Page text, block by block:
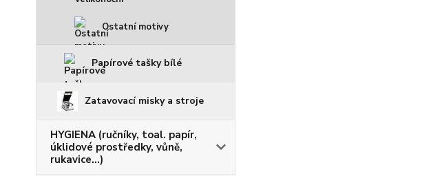
Ostatní motivy
Papírové tašky bílé
Zatavovací misky a stroje
HYGIENA (ručníky, toal. papír,
úklidové prostředky, vůně,
rukavice...)